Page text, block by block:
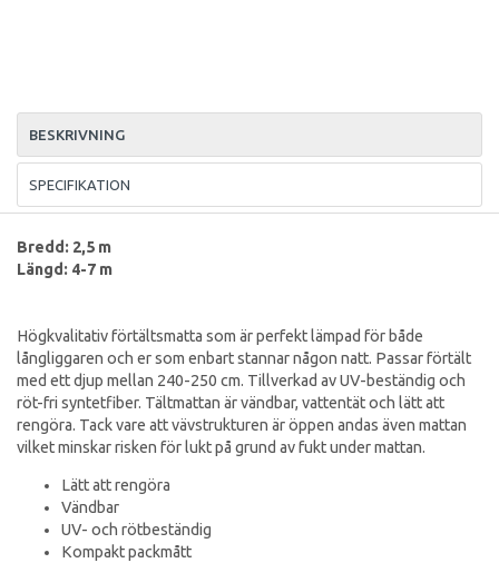
BESKRIVNING
SPECIFIKATION
Bredd: 2,5 m
Längd: 4-7 m
Högkvalitativ förtältsmatta som är perfekt lämpad för både
långliggaren och er som enbart stannar någon natt. Passar förtält
med ett djup mellan 240-250 cm. Tillverkad av UV-beständig och
röt-fri syntetfiber. Tältmattan är vändbar, vattentät och lätt att
rengöra. Tack vare att vävstrukturen är öppen andas även mattan
vilket minskar risken för lukt på grund av fukt under mattan.
Lätt att rengöra
Vändbar
UV- och rötbeständig
Kompakt packmått